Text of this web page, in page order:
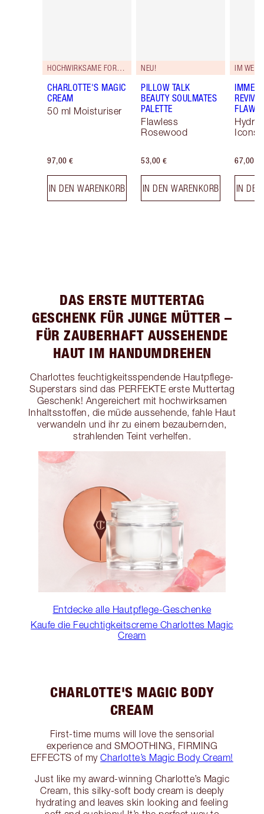
HOCHWIRKSAME FORMEL!
CHARLOTTE'S MAGIC
CREAM
50 ml Moisturiser
97,00 €
IN DEN WARENKORB
NEU!
PILLOW TALK
BEAUTY SOULMATES
PALETTE
Flawless
Rosewood
53,00 €
IN DEN WARENKORB
IM
Icons
67,00 €
IN
DAS ERSTE MUTTERTAG
GESCHENK FÜR JUNGE MÜTTER –
FÜR ZAUBERHAFT AUSSEHENDE
HAUT IM HANDUMDREHEN
Charlottes feuchtigkeitsspendende Hautpflege-
Superstars sind das PERFEKTE erste Muttertag
Geschenk! Angereichert mit hochwirksamen
Inhaltsstoffen, die müde aussehende, fahle Haut
verwandeln und ihr zu einem bezaubernden,
strahlenden Teint verhelfen.
Entdecke alle Hautpflege-Geschenke
Kaufe die Feuchtigkeitscreme Charlottes Magic
Cream
CHARLOTTE'S MAGIC BODY
CREAM
First-time mums will love the sensorial
experience and SMOOTHING, FIRMING
EFFECTS of myCharlotte’s Magic Body Cream!
Just like my award-winning Charlotte’s Magic
Cream, this silky-soft body cream is deeply
hydrating and leaves skin looking and feeling